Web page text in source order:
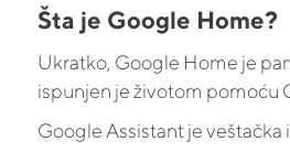
Šta je Google Home?
Ukratko, Google Home je
ispunjen je životom pomoću
Google Assistant je